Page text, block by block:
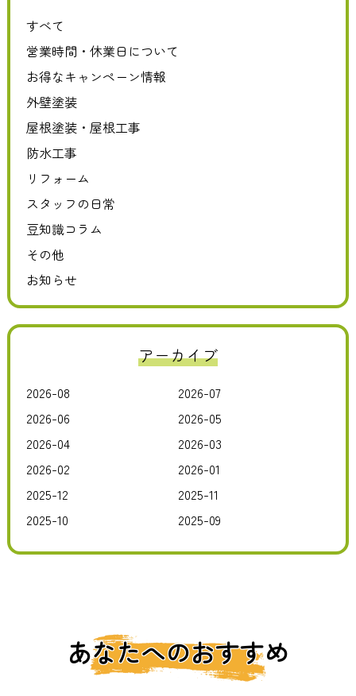
すべて
営業時間・休業日について
お得なキャンペーン情報
外壁塗装
屋根塗装・屋根工事
防水工事
リフォーム
スタッフの日常
豆知識コラム
その他
お知らせ
アーカイブ
2026-08
2026-07
2026-06
2026-05
2026-04
2026-03
2026-02
2026-01
2025-12
2025-11
2025-10
2025-09
あなたへのおすすめ